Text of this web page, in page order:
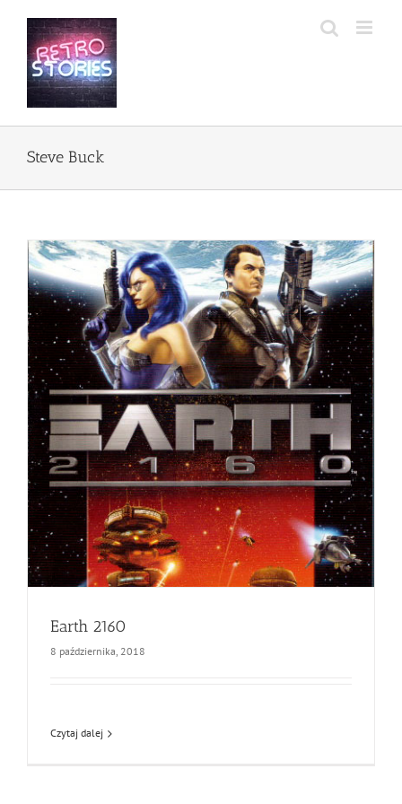
zawartości
Steve Buck
Earth 2160
8 października, 2018
Czytaj dalej